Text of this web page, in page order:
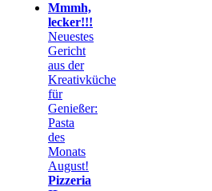
Mmmh,
lecker!!!
Neuestes
Gericht
aus der
Kreativküche
für
Genießer:
Pasta
des
Monats
August!
Pizzeria